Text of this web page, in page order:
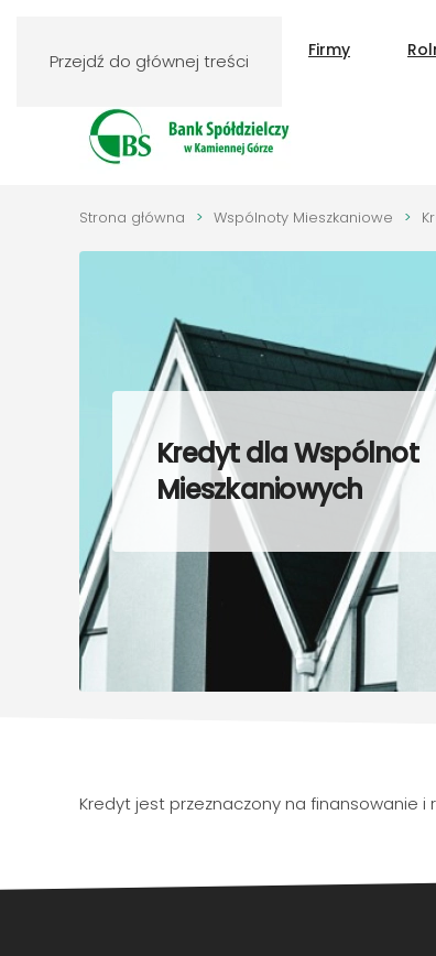
Przejdź do głównej treści
Klienci indywidualni Firmy
Strona główna Wspólnoty Mieszkaniowe
Kredyt dla Wspólnot
Mieszkaniowych
Kredyt jest przeznaczony na finansowanie